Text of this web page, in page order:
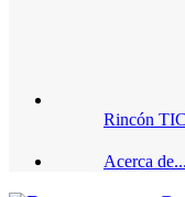
Rincón TIC
Acerca de...